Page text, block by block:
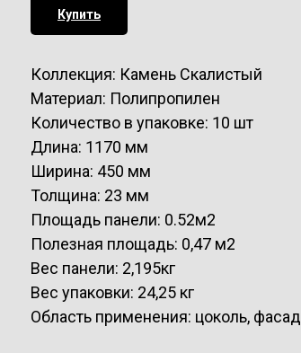
Купить
Коллекция: Камень Скалистый
Материал: Полипропилен
Количество в упаковке: 10 шт
Длина: 1170 мм
Ширина: 450 мм
Толщина: 23 мм
Площадь панели: 0.52м2
Полезная площадь: 0,47 м2
Вес панели: 2,195кг
Вес упаковки: 24,25 кг
Область применения: цоколь, фасад